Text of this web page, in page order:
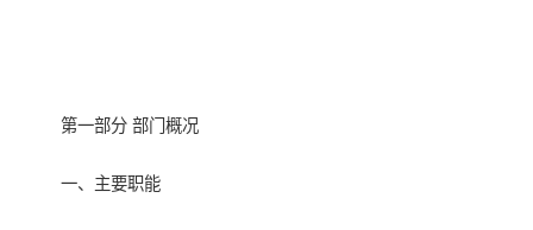
第一部分 部门概况
一、主要职能